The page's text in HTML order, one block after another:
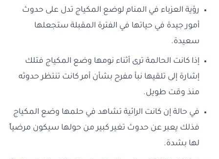
رؤية العزباء في المنام لوضع المكياج تدل على حدوث
أمور جيدة في حياتها في الفترة المقبلة ستجعلها
سعيدة.
إذا كانت الحالمة ترى أثناء نومها وضع المكياج فتلك
إشارة إلى تلقيها نبأ مفرح بشأن أمر كانت تنتظر حدوثه
منذ وقت طويل.
في حالة إن كانت الرائية تشاهد في حلمها وضع المكياج
فذلك يعبر عن حدوث تغير كبير من حولها سيكون مرضياً
لها بشدة.